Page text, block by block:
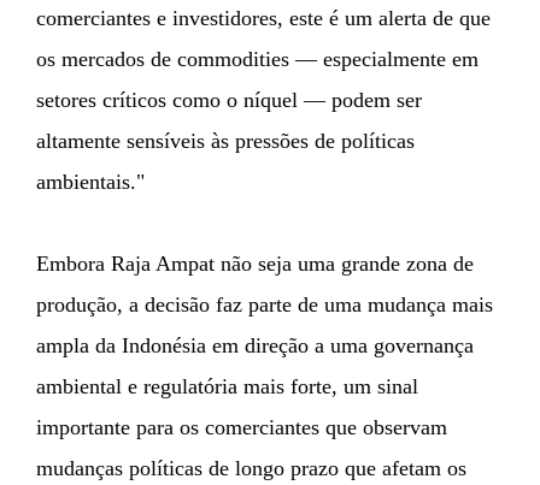
comerciantes e investidores, este é um alerta de que
os mercados de commodities — especialmente em
setores críticos como o níquel — podem ser
altamente sensíveis às pressões de políticas
ambientais."
Embora Raja Ampat não seja uma grande zona de
produção, a decisão faz parte de uma mudança mais
ampla da Indonésia em direção a uma governança
ambiental e regulatória mais forte, um sinal
importante para os comerciantes que observam
mudanças políticas de longo prazo que afetam os